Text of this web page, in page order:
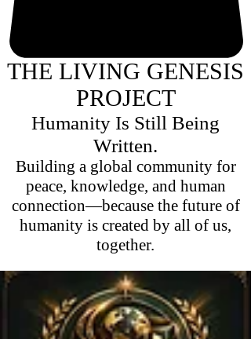
THE LIVING GENESIS
PROJECT
Humanity Is Still Being
Written.
Building a global community for
peace, knowledge, and human
connection—because the future of
humanity is created by all of us,
together.